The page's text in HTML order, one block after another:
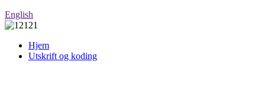
English
Hjem
Utskrift og koding